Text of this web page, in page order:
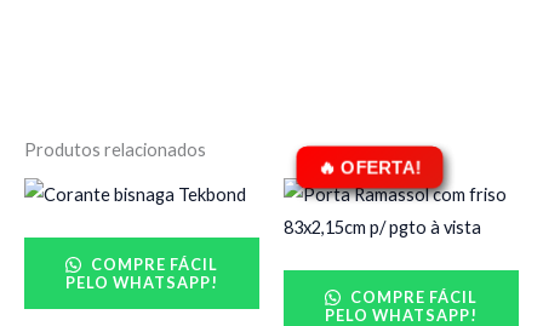
Produtos relacionados
COMPRE FÁCIL
PELO WHATSAPP!
COMPRE FÁCIL
PELO WHATSAPP!
O
preço
original
R$1.579.90.
preço
atual
R$1.459.90.